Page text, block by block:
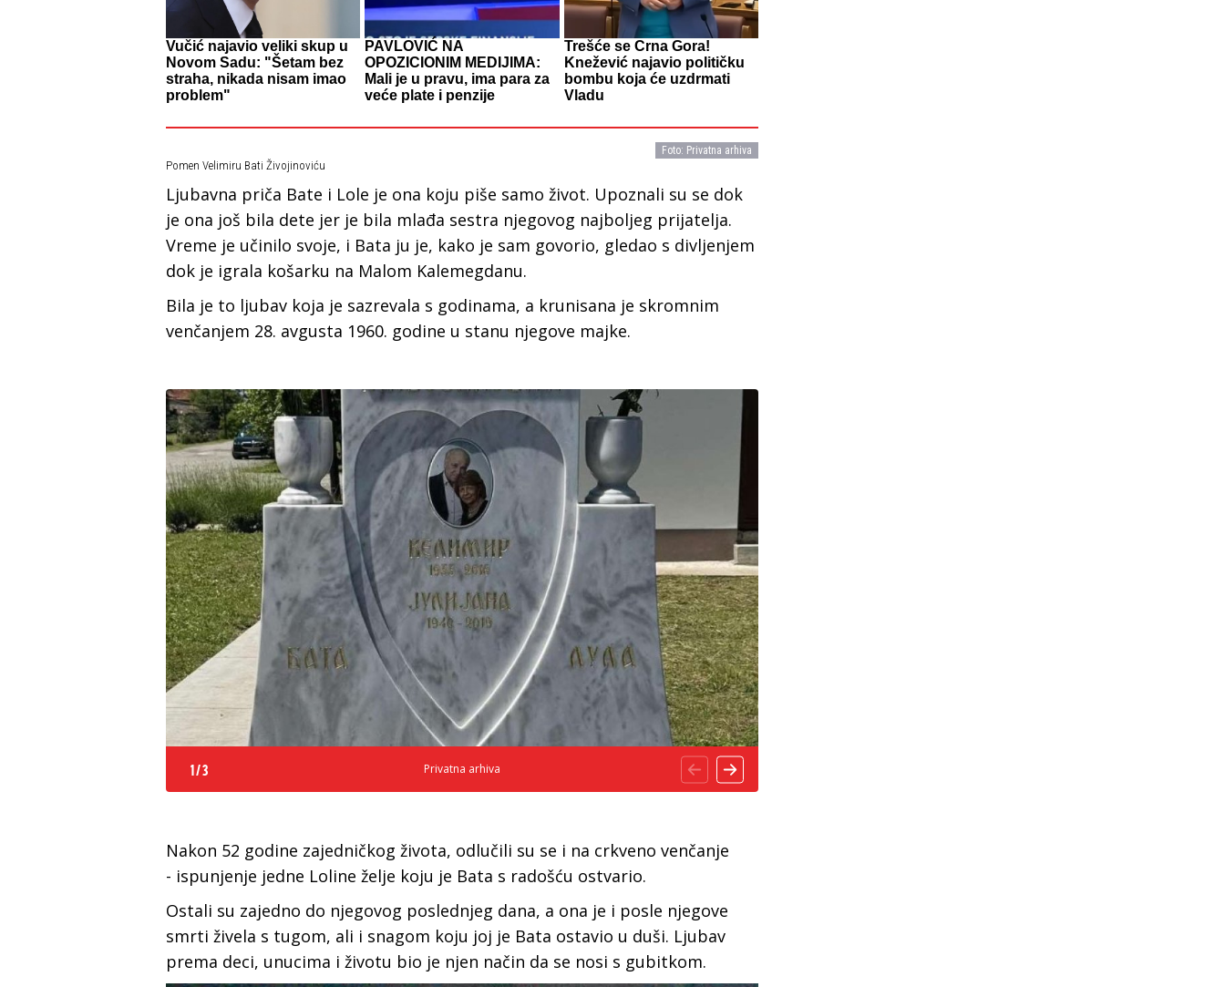
Vučić najavio veliki skup u
Novom Sadu: "Šetam bez
straha, nikada nisam imao
problem"
PAVLOVIĆ NA
OPOZICIONIM MEDIJIMA:
Mali je u pravu, ima para za
veće plate i penzije
Trešće se Crna Gora!
Knežević najavio političku
bombu koja će uzdrmati
Vladu
Foto: Privatna arhiva
Pomen Velimiru Bati Živojinoviću
Ljubavna priča Bate i Lole je ona koju piše samo život. Upoznali su se dok
je ona još bila dete jer je bila mlađa sestra njegovog najboljeg prijatelja.
Vreme je učinilo svoje, i Bata ju je, kako je sam govorio, gledao s divljenjem
dok je igrala košarku na Malom Kalemegdanu.
Bila je to ljubav koja je sazrevala s godinama, a krunisana je skromnim
venčanjem 28. avgusta 1960. godine u stanu njegove majke.
Privatna arhiva
1 /3
Nakon 52 godine zajedničkog života, odlučili su se i na crkveno venčanje
- ispunjenje jedne Loline želje koju je Bata s radošću ostvario.
Ostali su zajedno do njegovog poslednjeg dana, a ona je i posle njegove
smrti živela s tugom, ali i snagom koju joj je Bata ostavio u duši. Ljubav
prema deci, unucima i životu bio je njen način da se nosi s gubitkom.